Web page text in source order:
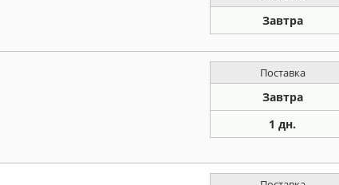
Завтра
Поставка
Завтра
1 дн.